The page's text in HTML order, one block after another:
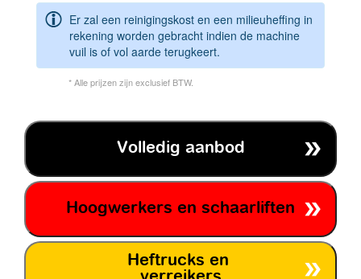
Er zal een reinigingskost en een milieuheffing in
rekening worden gebracht indien de machine
vuil is of vol aarde terugkeert.
* Alle prijzen zijn exclusief BTW.
Volledig aanbod
Hoogwerkers en schaarliften
Heftrucks en